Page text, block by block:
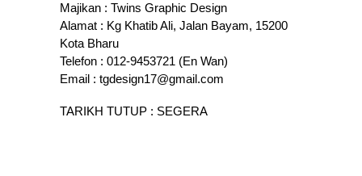
Majikan : Twins Graphic Design
Alamat : Kg Khatib Ali, Jalan Bayam, 15200
Kota Bharu
Telefon : 012-9453721 (En Wan)
Email : tgdesign17@gmail.com
TARIKH TUTUP : SEGERA